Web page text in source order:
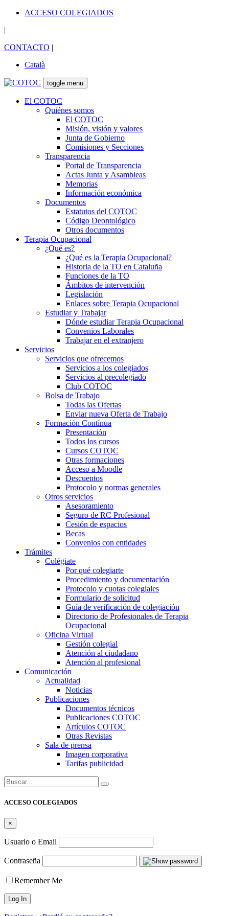
ACCESO COLEGIADOS
|
CONTACTO |
Català
toggle menu
El COTOC
Quiénes somos
El COTOC
Misión, visión y valores
Junta de Gobierno
Comisiones y Secciones
Transparencia
Portal de Transparencia
Actas Junta y Asambleas
Memorias
Información económica
Documentos
Estatutos del COTOC
Código Deontológico
Otros documentos
Terapia Ocupacional
¿Qué es?
¿Qué es la Terapia Ocupacional?
Historia de la TO en Cataluña
Funciones de la TO
Ámbitos de intervención
Legislación
Enlaces sobre Terapia Ocupacional
Estudiar y Trabajar
Dónde estudiar Terapia Ocupacional
Convenios Laborales
Trabajar en el extranjero
Servicios
Servicios que ofrecemos
Servicios a los colegiados
Servicios al precolegiado
Club COTOC
Bolsa de Trabajo
Todas las Ofertas
Enviar nueva Oferta de Trabajo
Formación Contínua
Presentación
Todos los cursos
Cursos COTOC
Otras formaciones
Acceso a Moodle
Descuentos
Protocolo y normas generales
Otros servicios
Asesoramiento
Seguro de RC Profesional
Cesión de espacios
Becas
Convenios con entidades
Trámites
Colégiate
Por qué colegiarte
Procedimiento y documentación
Protocolo y cuotas colegiales
Formulario de solicitud
Guía de verificación de colegiación
Directorio de Profesionales de Terapia
Ocupacional
Oficina Virtual
Gestión colegial
Atención al ciudadano
Atención al profesional
Comunicación
Actualidad
Noticias
Publicaciones
Documentos técnicos
Publicaciones COTOC
Artículos COTOC
Otras Revistas
Sala de prensa
Imagen corporativa
Tarifas publicidad
Buscar:
ACCESO COLEGIADOS
×
Usuario o Email
Contraseña
Remember Me